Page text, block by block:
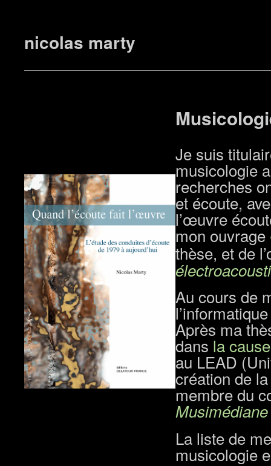
nicolas marty
Je suis
musicologie
recherches
et écoute,
l’œuvre
mon ouvrage
thèse, et de
Au cours de
Après ma
dans la
au LEAD
création de
membre du
Musimédiane
La liste de
musicologie